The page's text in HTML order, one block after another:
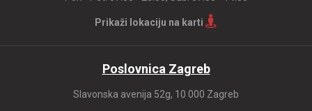
Prikaži lokaciju na karti
Poslovnica Zagreb
Slavonska avenija 52g, 10 000 Zagreb